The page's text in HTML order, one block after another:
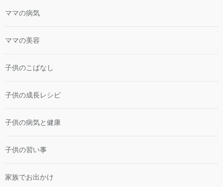
ママの病気
ママの美容
子供のこばなし
子供の成長レシピ
子供の病気と健康
子供の習い事
家族でお出かけ